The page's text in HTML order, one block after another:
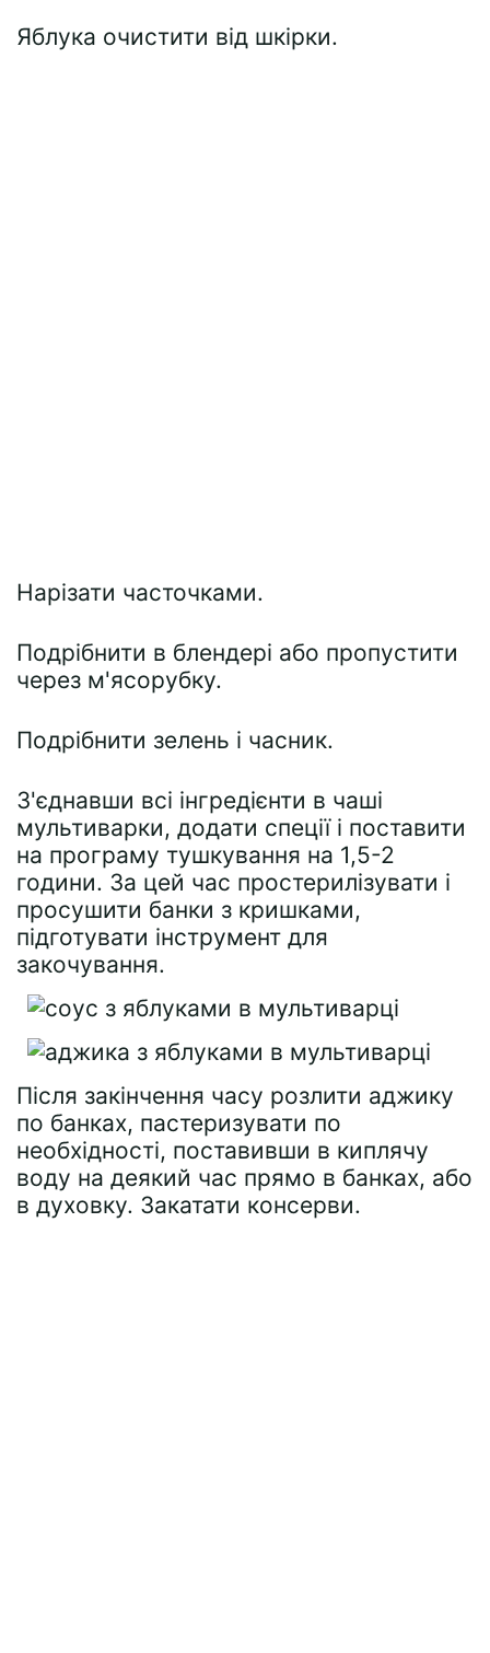
Яблука очистити від шкірки.
Нарізати часточками.
Подрібнити в блендері або пропустити
через м'ясорубку.
Подрібнити зелень і часник.
З'єднавши всі інгредієнти в чаші
мультиварки, додати спеції і поставити
на програму тушкування на 1,5-2
години. За цей час простерилізувати і
просушити банки з кришками,
підготувати інструмент для
закочування.
Після закінчення часу розлити аджику
по банках, пастеризувати по
необхідності, поставивши в киплячу
воду на деякий час прямо в банках, або
в духовку. Закатати консерви.